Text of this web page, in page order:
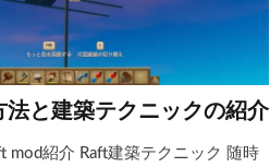
法と建築テクニックの紹介
mod紹介 Raft建築テクニック 随時